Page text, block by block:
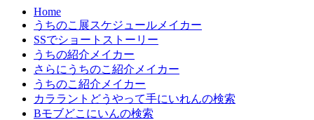
Home
うちのこ展スケジュールメイカー
SSでショートストーリー
うちの紹介メイカー
さらにうちのこ紹介メイカー
うちのこ紹介メイカー
カララントどうやって手にいれんの検索
Bモブどこにいんの検索